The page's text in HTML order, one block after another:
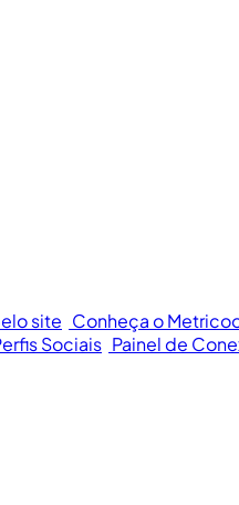
site Conheça o
Sociais Painel de